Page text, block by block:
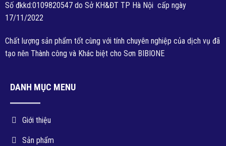
Số đkkd:0109820547 do Sở KH&ĐT TP Hà Nội cấp ngày
17/11/2022
Chất lượng sản phẩm tốt cùng với tính chuyên nghiệp của dịch vụ đã
tạo nên Thành công và Khác biệt cho Sơn BIBIONE
DANH MỤC MENU
Giới thiệu
Sản phẩm